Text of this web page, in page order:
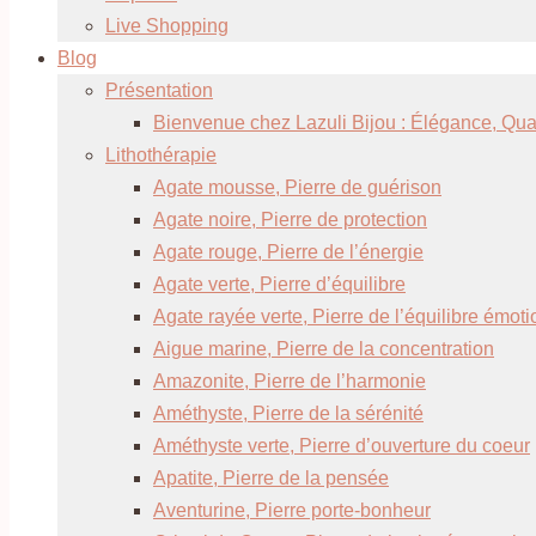
Live Shopping
Blog
Présentation
Bienvenue chez Lazuli Bijou : Élégance,
Lithothérapie
Agate mousse, Pierre de guérison
Agate noire, Pierre de protection
Agate rouge, Pierre de l’énergie
Agate verte, Pierre d’équilibre
Agate rayée verte, Pierre de l’équilibre
Aigue marine, Pierre de la concentration
Amazonite, Pierre de l’harmonie
Améthyste, Pierre de la sérénité
Améthyste verte, Pierre d’ouverture du coeur
Apatite, Pierre de la pensée
Aventurine, Pierre porte-bonheur